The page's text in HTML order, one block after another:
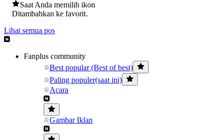
Saat Anda memilih ikon
Ditambahkan ke favorit.
Lihat semua pos
Fanplus community
Best popular (Best of best)
Paling populer(saat ini)
Acara
Gambar Iklan